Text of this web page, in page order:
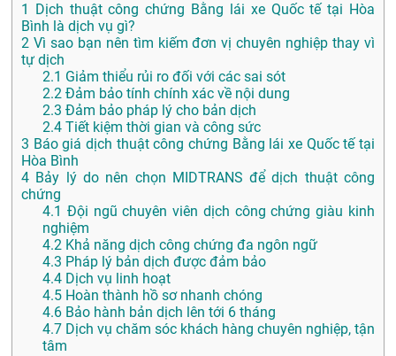
1
Dịch thuật công chứng Bằng lái xe Quốc tế tại Hòa
Bình là dịch vụ gì?
2 Vì sao bạn nên tìm kiếm đơn vị chuyên nghiệp thay vì
tự dịch
2.1 Giảm thiểu rủi ro đối với các sai sót
2.2 Đảm bảo tính chính xác về nội dung
2.3 Đảm bảo pháp lý cho bản dịch
2.4 Tiết kiệm thời gian và công sức
3 Báo giá dịch thuật công chứng Bằng lái xe Quốc tế tại
Hòa Bình
4 Bảy lý do nên chọn MIDTRANS để dịch thuật công
chứng
4.1 Đội ngũ chuyên viên dịch công chứng giàu kinh
nghiệm
4.2 Khả năng dịch công chứng đa ngôn ngữ
4.3 Pháp lý bản dịch được đảm bảo
4.4 Dịch vụ linh hoạt
4.5 Hoàn thành hồ sơ nhanh chóng
4.6 Bảo hành bản dịch lên tới 6 tháng
4.7 Dịch vụ chăm sóc khách hàng chuyên nghiệp, tận
tâm